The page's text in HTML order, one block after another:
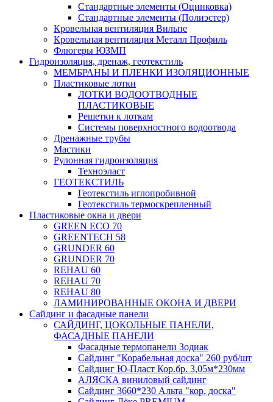
Стандартные элементы (Оцинковка)
Стандартные элементы (Полиэстер)
Кровельная вентиляция Вильпе
Кровельная вентиляция Металл Профиль
Флюгеры ЮЗМП
Гидроизоляция, дренаж, геотекстиль
МЕМБРАНЫ И ПЛЕНКИ ИЗОЛЯЦИОННЫЕ
Пластиковые лотки
ЛОТКИ ВОДООТВОДНЫЕ
ПЛАСТИКОВЫЕ
Решетки к лоткам
Системы поверхностного водоотвода
Дренажные трубы
Мастики
Рулонная гидроизоляция
Техноэласт
ГЕОТЕКСТИЛЬ
Геотекстиль иглопробивной
Геотекстиль термоскрепленный
Пластиковые окна и двери
GREEN ECO 70
GREENTECH 58
GRUNDER 60
GRUNDER 70
REHAU 60
REHAU 70
REHAU 80
ЛАМИНИРОВАННЫЕ ОКОНА И ДВЕРИ
Сайдинг и фасадные панели
САЙДИНГ, ЦОКОЛЬНЫЕ ПАНЕЛИ,
ФАСАДНЫЕ ПАНЕЛИ
Фасадные термопанели Зодиак
Сайдинг "Корабельная доска" 260 руб/шт
Сайдинг Ю-Пласт Кор.бр. 3,05м*230мм
АЛЯСКА виниловый сайдинг
Сайдинг 3660*230 Альта "кор. доска"